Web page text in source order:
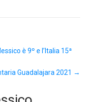
è 9º e l’Italia 15ª
Guadalajara 2021 →